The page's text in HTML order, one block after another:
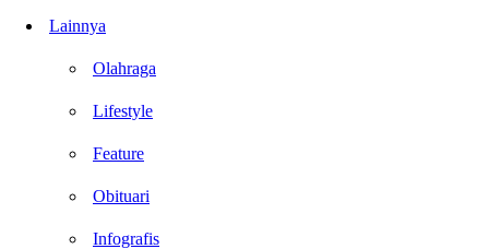
Lainnya
Olahraga
Lifestyle
Feature
Obituari
Infografis